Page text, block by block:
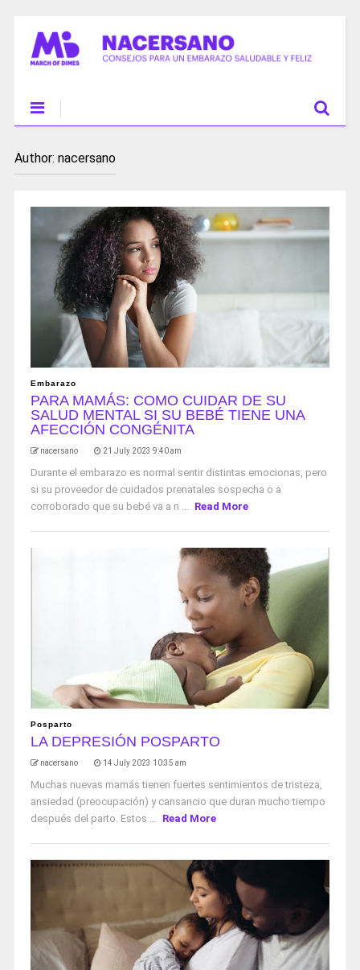
Author: nacersano
Embarazo
PARA MAMÁS: COMO CUIDAR DE SU
SALUD MENTAL SI SU BEBÉ TIENE UNA
AFECCIÓN CONGÉNITA
nacersano 21 July 2023 9:40 am
Durante el embarazo es normal sentir distintas emocionas, pero
si su proveedor de cuidados prenatales sospecha o a
corroborado que su bebé va a n ... Read More
Posparto
LA DEPRESIÓN POSPARTO
nacersano 14 July 2023 10:35 am
Muchas nuevas mamás tienen fuertes sentimientos de tristeza,
ansiedad (preocupación) y cansancio que duran mucho tiempo
después del parto. Estos ... Read More